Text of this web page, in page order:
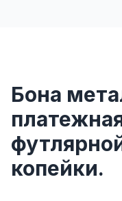
Бона
копейки.